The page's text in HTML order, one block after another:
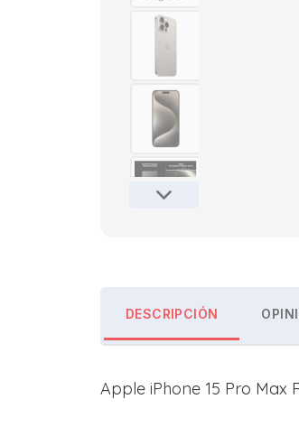
DESCRIPCIÓN
Apple iPhone 15 Pro Max